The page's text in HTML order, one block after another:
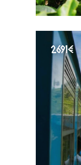
2691€